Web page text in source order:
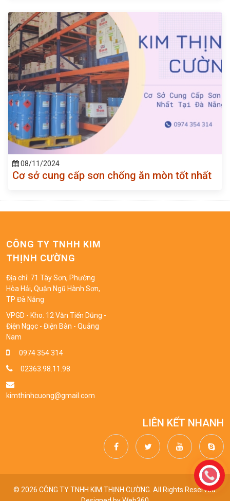
08/11/2024
Cơ sở cung cấp sơn chống ăn mòn tốt nhất
CÔNG TY TNHH KIM
THỊNH CƯỜNG
Địa chỉ: 71 Tây Sơn, Phường
Hòa Hải, Quận Ngũ Hành Sơn,
TP Đà Nẵng
VPGD - Kho: 12 Văn Tiến Dũng -
Điện Ngọc - Điện Bàn - Quảng
Nam
0974 354 314
02363.98.11.98
kimthinhcuong@gmail.com
LIÊN KẾT NHANH
© 2026 CÔNG TY TNHH KIM THỊNH CƯỜNG. All Rights Reserved.